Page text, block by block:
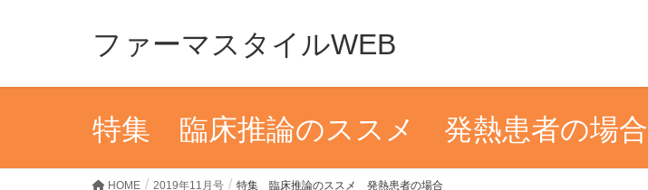
ファーマスタイルWEB
特集 臨床推論のススメ 発熱患者の場合
HOME 2019年11月号 特集 臨床推論のススメ 発熱患者の場合